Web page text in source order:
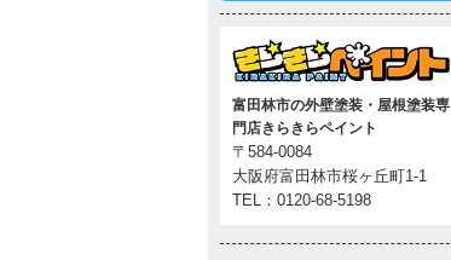
富田林市の外壁塗装・屋根塗装専
門店きらきらペイント
〒584-0084
大阪府富田林市桜ヶ丘町1-1
TEL：0120-68-5198